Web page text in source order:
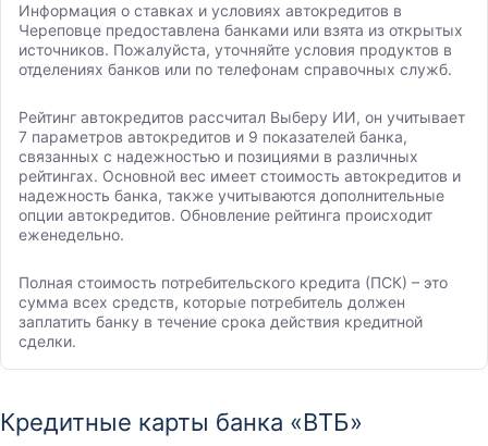
Информация о ставках и условиях автокредитов в
Череповце предоставлена банками или взята из открытых
источников. Пожалуйста, уточняйте условия продуктов в
отделениях банков или по телефонам справочных служб.
Рейтинг автокредитов рассчитал Выберу ИИ, он учитывает
7 параметров автокредитов и 9 показателей банка,
связанных с надежностью и позициями в различных
рейтингах. Основной вес имеет стоимость автокредитов и
надежность банка, также учитываются дополнительные
опции автокредитов. Обновление рейтинга происходит
еженедельно.
Полная стоимость потребительского кредита (ПСК) – это
сумма всех средств, которые потребитель должен
заплатить банку в течение срока действия кредитной
сделки.
Кредитные карты банка «ВТБ»